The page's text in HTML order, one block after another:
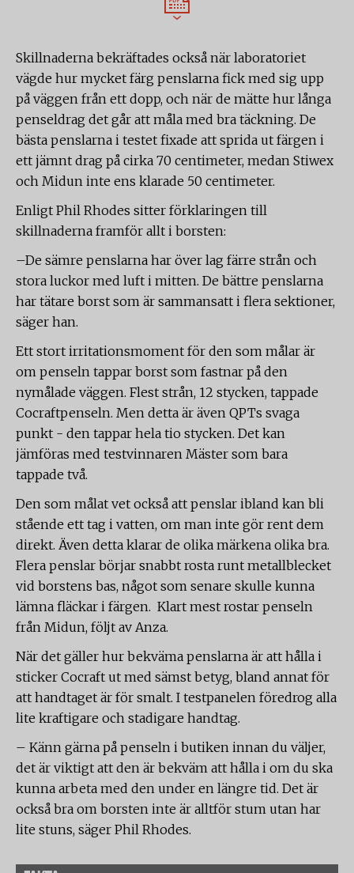
Skillnaderna bekräftades också när laboratoriet
vägde hur mycket färg penslarna fick med sig upp
på väggen från ett dopp, och när de mätte hur långa
penseldrag det går att måla med bra täckning. De
bästa penslarna i testet fixade att sprida ut färgen i
ett jämnt drag på cirka 70 centimeter, medan Stiwex
och Midun inte ens klarade 50 centimeter.
Enligt Phil Rhodes sitter förklaringen till
skillnaderna framför allt i borsten:
–De sämre penslarna har över lag färre strån och
stora luckor med luft i mitten. De bättre penslarna
har tätare borst som är sammansatt i flera sektioner,
säger han.
Ett stort irritationsmoment för den som målar är
om penseln tappar borst som fastnar på den
nymålade väggen. Flest strån, 12 stycken, tappade
Cocraftpenseln. Men detta är även QPTs svaga
punkt - den tappar hela tio stycken. Det kan
jämföras med testvinnaren Mäster som bara
tappade två.
Den som målat vet också att penslar ibland kan bli
stående ett tag i vatten, om man inte gör rent dem
direkt. Även detta klarar de olika märkena olika bra.
Flera penslar börjar snabbt rosta runt metallblecket
vid borstens bas, något som senare skulle kunna
lämna fläckar i färgen. Klart mest rostar penseln
från Midun, följt av Anza.
När det gäller hur bekväma penslarna är att hålla i
sticker Cocraft ut med sämst betyg, bland annat för
att handtaget är för smalt. I testpanelen föredrog alla
lite kraftigare och stadigare handtag.
– Känn gärna på penseln i butiken innan du väljer,
det är viktigt att den är bekväm att hålla i om du ska
kunna arbeta med den under en längre tid. Det är
också bra om borsten inte är alltför stum utan har
lite stuns, säger Phil Rhodes.